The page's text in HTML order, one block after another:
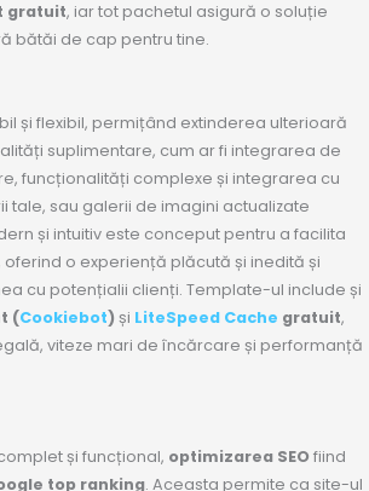
gratuit, iar tot pachetul asigură o soluție
bătăi de cap pentru tine.
și flexibil, permițând extinderea ulterioară
suplimentare, cum ar fi integrarea de
funcționalități complexe și integrarea cu
tale, sau galerii de imagini actualizate
și intuitiv este conceput pentru a facilita
o experiență plăcută și inedită și
cu potențialii clienți. Template-ul include și
(Cookiebot) și LiteSpeed Cache gratuit,
viteze mari de încărcare și performanță
și funcțional, optimizarea SEO fiind
top ranking. Aceasta permite ca site-ul